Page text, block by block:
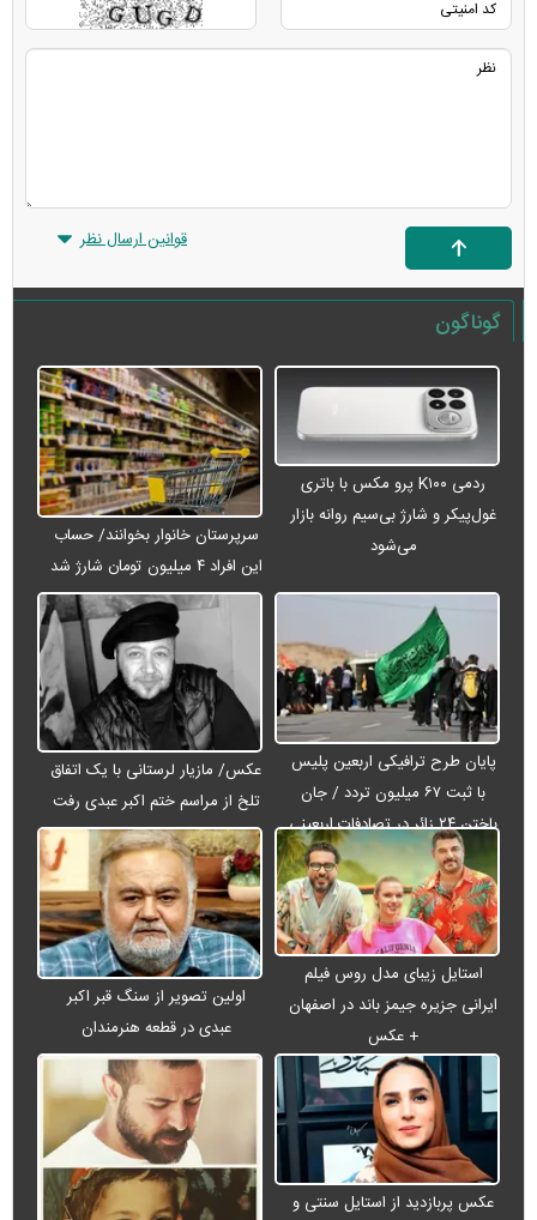
قوانین ارسال نظر
گوناگون
ردمی K۱۰۰ پرو مکس با باتری
غول‌پیکر و شارژ بی‌سیم روانه بازار
می‌شود
سرپرستان خانوار بخوانند/ حساب
این افراد ۴ میلیون تومان شارژ شد
پایان طرح ترافیکی اربعین پلیس
با ثبت ۶۷ میلیون تردد / جان
باختن ۲۴ زائر در تصادفات اربعینی
عکس/ مازیار لرستانی با یک اتفاق
تلخ از مراسم ختم اکبر عبدی رفت
استایل زیبای مدل روس فیلم
ایرانی جزیره جیمز باند در اصفهان
+ عکس
اولین تصویر از سنگ قبر اکبر
عبدی در قطعه هنرمندان
عکس پربازدید از استایل سنتی و